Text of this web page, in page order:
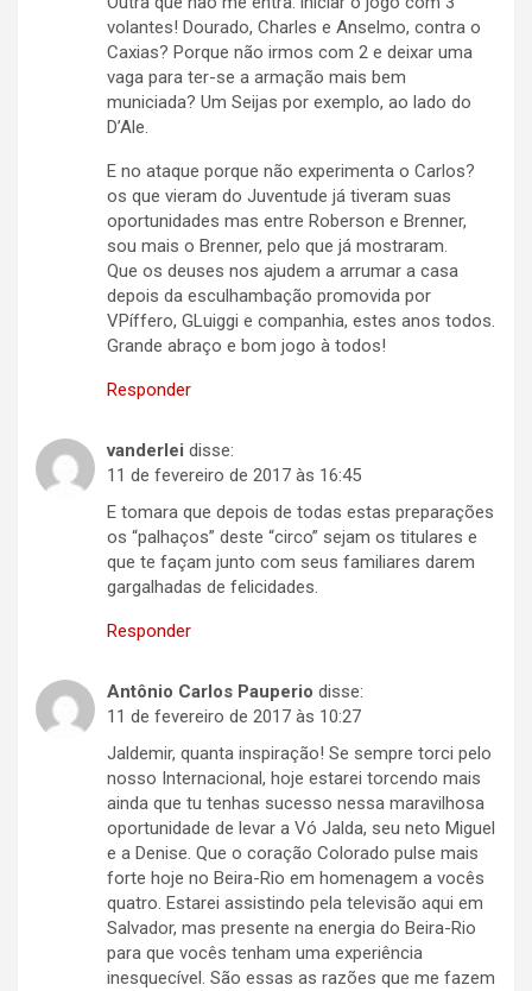
volantes! Dourado, Charles e Anselmo, contra o
Caxias? Porque não irmos com 2 e deixar uma
vaga para ter-se a armação mais bem
municiada? Um Seijas por exemplo, ao lado do
D’Ale.
E no ataque porque não experimenta o Carlos?
os que vieram do Juventude já tiveram suas
oportunidades mas entre Roberson e Brenner,
sou mais o Brenner, pelo que já mostraram.
Que os deuses nos ajudem a arrumar a casa
depois da esculhambação promovida por
VPíffero, GLuiggi e companhia, estes anos todos.
Grande abraço e bom jogo à todos!
Responder
vanderlei disse:
11 de fevereiro de 2017 às 16:45
E tomara que depois de todas estas preparações
os “palhaços” deste “circo” sejam os titulares e
que te façam junto com seus familiares darem
gargalhadas de felicidades.
Responder
Antônio Carlos Pauperio disse:
11 de fevereiro de 2017 às 10:27
Jaldemir, quanta inspiração! Se sempre torci pelo
nosso Internacional, hoje estarei torcendo mais
ainda que tu tenhas sucesso nessa maravilhosa
oportunidade de levar a Vó Jalda, seu neto Miguel
e a Denise. Que o coração Colorado pulse mais
forte hoje no Beira-Rio em homenagem a vocês
quatro. Estarei assistindo pela televisão aqui em
Salvador, mas presente na energia do Beira-Rio
para que vocês tenham uma experiência
inesquecível. São essas as razões que me fazem